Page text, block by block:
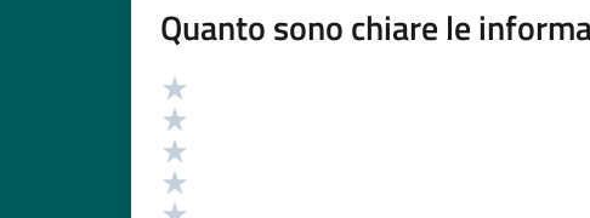
Quanto sono chiare le
Valutazione